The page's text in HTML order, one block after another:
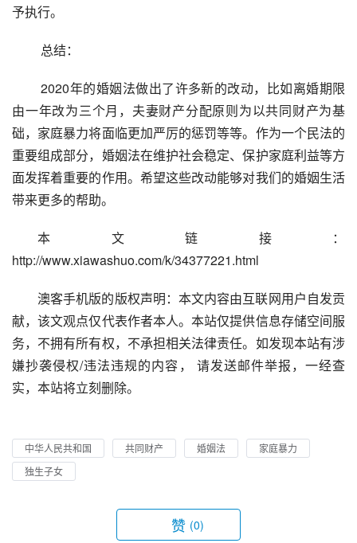
予执行。
总结：
2020年的婚姻法做出了许多新的改动，比如离婚期限
由一年改为三个月，夫妻财产分配原则为以共同财产为基
础，家庭暴力将面临更加严厉的惩罚等等。作为一个民法的
重要组成部分，婚姻法在维护社会稳定、保护家庭利益等方
面发挥着重要的作用。希望这些改动能够对我们的婚姻生活
带来更多的帮助。
本文链接：
http://www.xiawashuo.com/k/34377221.html
澳客手机版的版权声明：本文内容由互联网用户自发贡
献，该文观点仅代表作者本人。本站仅提供信息存储空间服
务，不拥有所有权，不承担相关法律责任。如发现本站有涉
嫌抄袭侵权/违法违规的内容， 请发送邮件举报，一经查
实，本站将立刻删除。
中华人民共和国 共同财产 婚姻法
家庭暴力
独生子女
赞 (0)